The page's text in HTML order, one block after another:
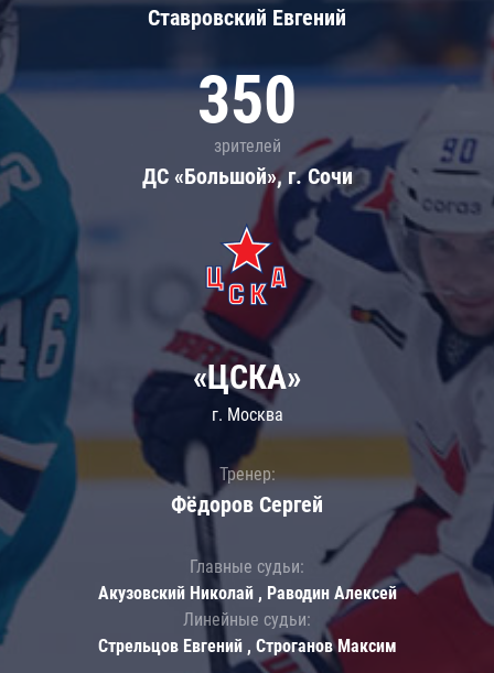
Ставровский Евгений
350
зрителей
ДС «Большой», г. Сочи
«ЦСКА»
г. Москва
Тренер:
Фёдоров Сергей
Главные судьи:
Акузовский Николай , Раводин Алексей
Линейные судьи:
Стрельцов Евгений , Строганов Максим